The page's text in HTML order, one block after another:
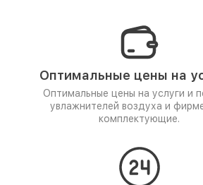
Оптимальные цены на
Оптимальные цены на услуги и
увлажнителей воздуха и
комплектующие.